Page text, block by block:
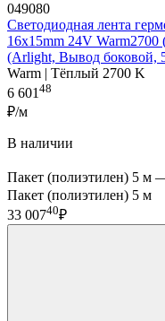
049080
Светодиодная лента
16x15mm 24V
(Arlight, Вывод боковой,
Warm | Тёплый 2700 K
6 60148
₽/м
В наличии
Пакет (полиэтилен) 5 м
Пакет (полиэтилен) 5 м
33 00740₽